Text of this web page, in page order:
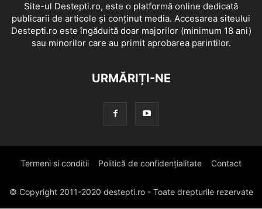
Site-ul Destepti.ro, este o platformă online dedicată
publicarii de articole și conținut media. Accesarea siteului
Destepti.ro este îngăduită doar majorilor (minimum 18 ani)
sau minorilor care au primit aprobarea parintilor.
URMĂRIȚI-NE
Termeni si conditii Politică de confidențialitate Contact
© Copyright 2011-2020 destepti.ro - Toate drepturile rezervate